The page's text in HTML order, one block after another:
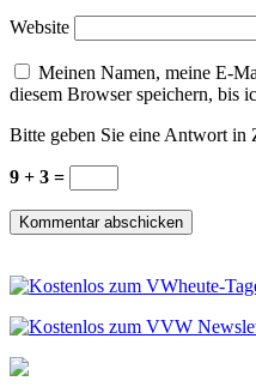
Website
Meinen Namen, meine E-
diesem Browser speichern, bis
Bitte geben Sie eine Antwort in
9 + 3 =